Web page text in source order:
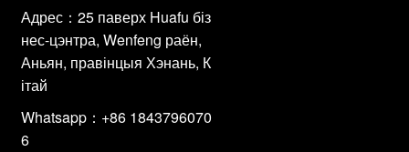
Адрес：25 паверх Huafu біз
нес-цэнтра, Wenfeng раён,
Аньян, правінцыя Хэнань, К
ітай
Whatsapp：+86 1843796070
6